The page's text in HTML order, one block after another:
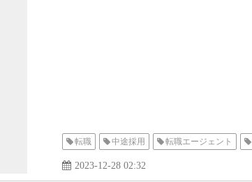
転職 中途採用 転職エージェント
2023-12-28 02:32